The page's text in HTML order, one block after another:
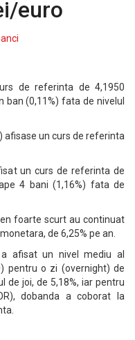
euro
de referinta de 4,1950
ban (0,11%) fata de nivelul
afisase un curs de referinta
un curs de referinta de
4 bani (1,16%) fata de
foarte scurt au continuat
de 6,25% pe an.
afisat un nivel mediu al
pentru o zi (overnight) de
de joi, de 5,18%, iar pentru
dobanda a coborat la